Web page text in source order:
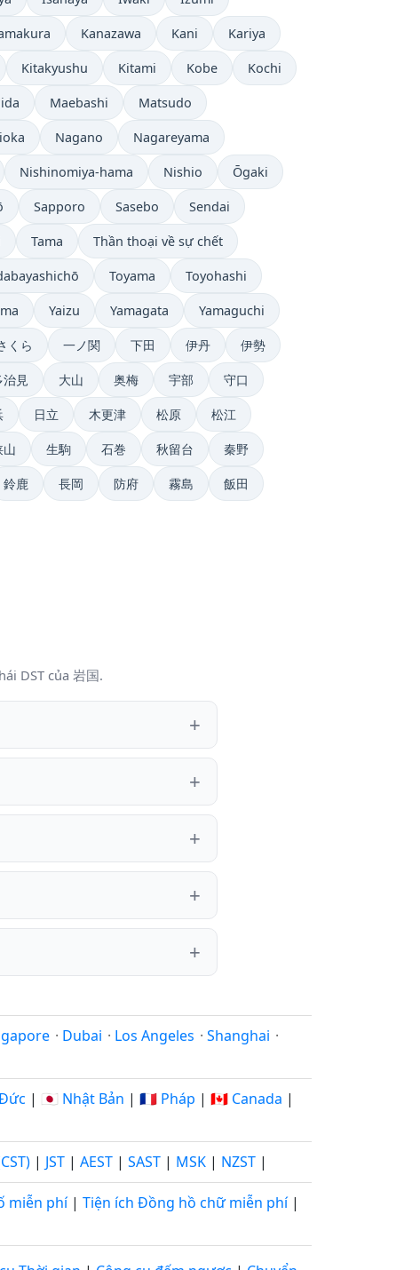
Kanazawa Kani Kariya
Kitakyushu Kitami Kobe Kochi
Maebashi Matsudo
Nagano Nagareyama
Nishinomiya-hama Nishio Ōgaki
Sapporo Sasebo Sendai
Tama Thần thoại về sự chết
Toyama Toyohashi
Yaizu Yamagata Yamaguchi
くら 一ノ関 下田 伊丹 伊勢
治見 大山 奥梅 宇部 守口
日立 木更津 松原 松江
山 生駒 石巻 秋留台 秦野
鈴鹿 長岡 防府 霧島 飯田
DST của 岩国.
· Dubai · Los Angeles · Shanghai ·
| 🇯🇵 Nhật Bản | 🇫🇷 Pháp | 🇨🇦 Canada |
| JST | AEST | SAST | MSK | NZST |
miễn phí| Tiện ích Đồng hồ chữ miễn phí|